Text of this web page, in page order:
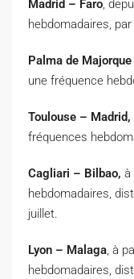
Madrid – Faro,
hebdomadaires, par
Palma de
une fréquence
Toulouse – Madrid,
fréquences
Cagliari – Bilbao, à
hebdomadaires,
juillet.
Lyon – Malaga, à
hebdomadaires,